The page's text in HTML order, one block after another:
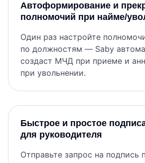
Автоформирование и
полномочий при найме/
Один раз настройте
по должностям — Saby
создаст МЧД при приеме и
при увольнении.
Быстрое и простое
для руководителя
Отправьте запрос на подпись